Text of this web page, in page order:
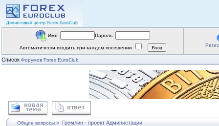
Имя: Пароль:
Автоматически входить при каждом посещении
Список Форумов Forex EuroClub
Общие вопросы > Гремлин - проект Администации